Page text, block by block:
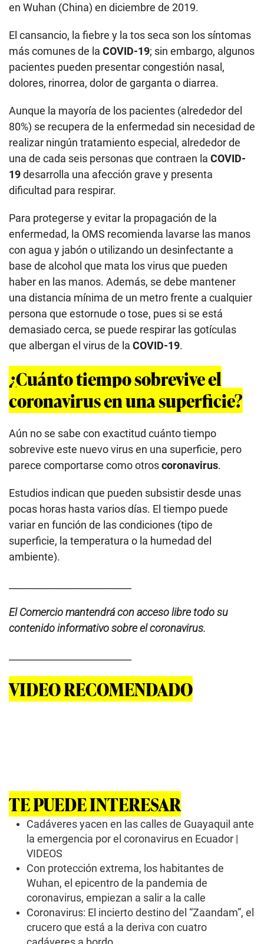
en Wuhan (China) en diciembre de 2019.
El cansancio, la fiebre y la tos seca son los síntomas
más comunes de la COVID-19; sin embargo, algunos
pacientes pueden presentar congestión nasal,
dolores, rinorrea, dolor de garganta o diarrea.
Aunque la mayoría de los pacientes (alrededor del
80%) se recupera de la enfermedad sin necesidad de
realizar ningún tratamiento especial, alrededor de
una de cada seis personas que contraen la COVID-
19desarrolla una afección grave y presenta
dificultad para respirar.
Para protegerse y evitar la propagación de la
enfermedad, la OMS recomienda lavarse las manos
con agua y jabón o utilizando un desinfectante a
base de alcohol que mata los virus que pueden
haber en las manos. Además, se debe mantener
una distancia mínima de un metro frente a cualquier
persona que estornude o tose, pues si se está
demasiado cerca, se puede respirar las gotículas
que albergan el virus de la COVID-19.
¿Cuánto tiempo sobrevive el
coronavirus en una superficie?
Aún no se sabe con exactitud cuánto tiempo
sobrevive este nuevo virus en una superficie, pero
parece comportarse como otroscoronavirus.
Estudios indican que pueden subsistir desde unas
pocas horas hasta varios días. El tiempo puede
variar en función de las condiciones (tipo de
superficie, la temperatura o la humedad del
ambiente).
El Comercio mantendrá con acceso libre todo su
contenido informativo sobre el coronavirus.
VIDEO RECOMENDADO
TE PUEDE INTERESAR
Cadáveres yacen en las calles de Guayaquil ante
la emergencia por el coronavirus en Ecuador |
VIDEOS
Con protección extrema, los habitantes de
Wuhan, el epicentro de la pandemia de
coronavirus, empiezan a salir a la calle
Coronavirus: El incierto destino del “Zaandam”, el
crucero que está a la deriva con cuatro